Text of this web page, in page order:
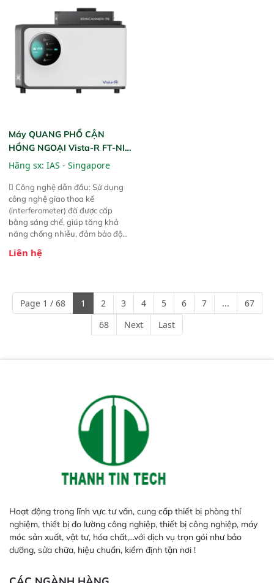
liệu để tăng chỉ số ROI cho doanh
nghiệp.
Máy QUANG PHỔ CẬN
HỒNG NGOẠI Vista-R FT-NIR
(Vista-R FT-NIR Analyzer)
Hãng sx: IAS - Singapore
 Công nghệ dẫn đầu: Sử dụng
công nghệ giao thoa kế
(interferometer) đã được cấp
bằng sáng chế, giúp tăng khả
năng chống nhiễu, đảm bảo độ
Phạm vi ứng dụng rộng: Đáp ứng
ngành công nghiệp khác nhau. 
Độ nhạy cao: Trang bị đầu dò
InGaAs độ nhạy cao, cung cấp
phản hồi phổ tuyến tính đầy đủ,
đảm bảo độ chính xác và khả
Liên hệ
Page 1 / 68 1 2 3 4 5 6 7 ...
67
68
Next Last
Hoạt động trong lĩnh vực tư vấn, cung cấp thiết bị phòng thí
nghiệm, thiết bị đo lường công nghiệp, thiết bị công nghiệp, máy
móc sản xuất, vật tư, hóa chất,...với dịch vụ trọn gói như bảo
dưỡng, sửa chữa, hiệu chuẩn, kiểm định tận nơi !